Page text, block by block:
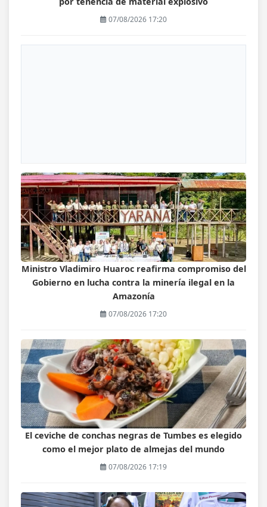
07/08/2026 17:20
Ministro Vladimiro Huaroc reafirma compromiso del
Gobierno en lucha contra la minería ilegal en la
Amazonía
07/08/2026 17:20
El ceviche de conchas negras de Tumbes es elegido
como el mejor plato de almejas del mundo
07/08/2026 17:19